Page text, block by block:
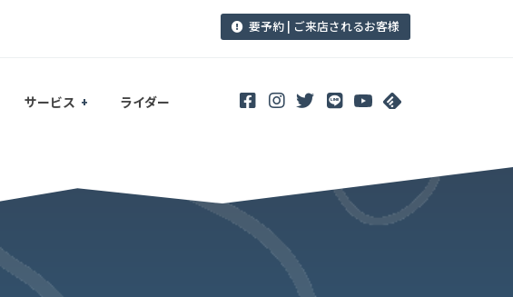
要予約 | ご来店されるお客様
サービス ライダー